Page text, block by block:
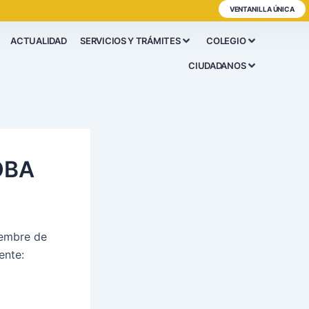
VENTANILLA ÚNICA
ACTUALIDAD SERVICIOS Y TRÁMITES COLEGIO
CIUDADANOS
de